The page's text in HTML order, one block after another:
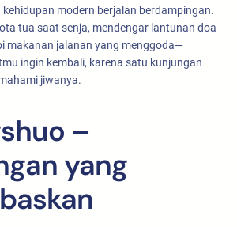
modern berjalan berdampingan.
tua saat senja, mendengar lantunan doa
makanan jalanan yang menggoda—
ingin kembali, karena satu kunjungan
jiwanya.
–
yang